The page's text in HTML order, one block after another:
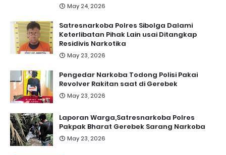
May 24, 2026
Satresnarkoba Polres Sibolga Dalami
Keterlibatan Pihak Lain usai Ditangkap
Residivis Narkotika
May 23, 2026
Pengedar Narkoba Todong Polisi Pakai
Revolver Rakitan saat di Gerebek
May 23, 2026
Laporan Warga,Satresnarkoba Polres
Pakpak Bharat Gerebek Sarang Narkoba
May 23, 2026